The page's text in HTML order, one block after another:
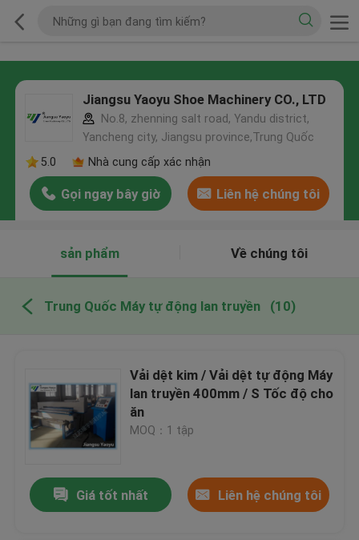
Jiangsu Yaoyu Shoe Machinery CO., LTD
No.8, zhenning salt road, Yandu district,
Yancheng city, Jiangsu province,Trung Quốc
5.0
Nhà cung cấp xác nhận
Gọi ngay bây giờ Liên hệ chúng tôi
sản phẩm Về chúng tôi
Trung Quốc Máy tự động lan truyền (10)
Vải dệt kim / Vải dệt tự động Máy
lan truyền 400mm / S Tốc độ cho
ăn
MOQ：1 tập
Giá tốt nhất Liên hệ chúng tôi